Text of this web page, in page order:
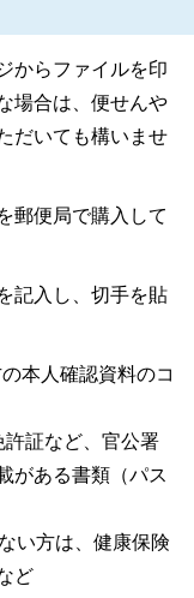
からファイルを印
場合は、便せんや
だいても構いませ
郵便局で購入して
記入し、切手を貼
本人確認資料のコ
許証など、官公署
がある書類（パス
い方は、健康保険
ど